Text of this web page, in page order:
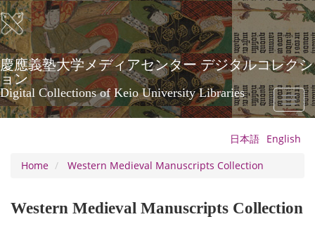
Skip
to
main
content
慶應義塾大学メディアセンター デジタルコレクシ
ョン
Digital Collections of Keio University Libraries
Toggle
日本語 English
Home
Western Medieval Manuscripts Collection
Western Medieval Manuscripts Collection